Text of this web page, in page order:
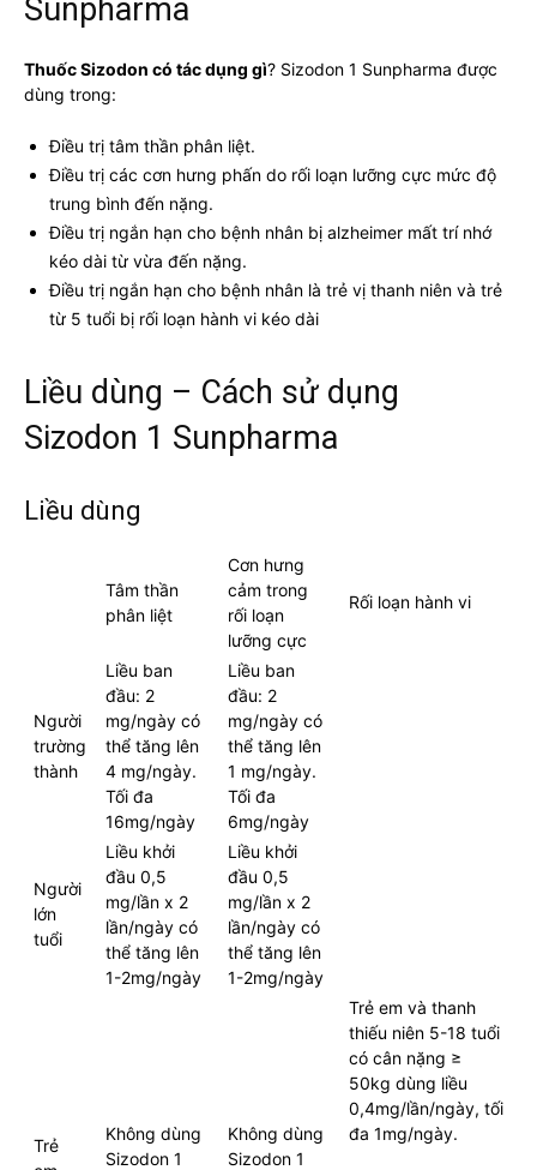
Sunpharma
Thuốc Sizodon có tác dụng gì? Sizodon 1 Sunpharma được
dùng trong:
Điều trị tâm thần phân liệt.
Điều trị các cơn hưng phấn do rối loạn lưỡng cực mức độ
trung bình đến nặng.
Điều trị ngắn hạn cho bệnh nhân bị alzheimer mất trí nhớ
kéo dài từ vừa đến nặng.
Điều trị ngắn hạn cho bệnh nhân là trẻ vị thanh niên và trẻ
từ 5 tuổi bị rối loạn hành vi kéo dài
Liều dùng – Cách sử dụng
Sizodon 1 Sunpharma
Liều dùng
Tâm thần
phân liệt
Cơn hưng
cảm trong
rối loạn
lưỡng cực
Rối loạn hành vi
Người
trường
thành
Liều ban
đầu: 2
mg/ngày có
thể tăng lên
4 mg/ngày.
Tối đa
16mg/ngày
Liều ban
đầu: 2
mg/ngày có
thể tăng lên
1 mg/ngày.
Tối đa
6mg/ngày
Người
lớn
tuổi
Liều khởi
đầu 0,5
mg/lần x 2
lần/ngày có
thể tăng lên
1-2mg/ngày
Liều khởi
đầu 0,5
mg/lần x 2
lần/ngày có
thể tăng lên
1-2mg/ngày
Trẻ
Không dùng
Sizodon 1
Không dùng
Sizodon 1
Trẻ em và thanh
thiếu niên 5-18 tuổi
có cân nặng ≥
50kg dùng liều
0,4mg/lần/ngày, tối
đa 1mg/ngày.